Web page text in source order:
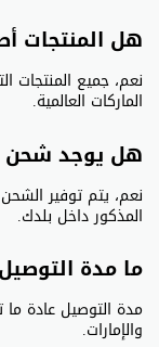
هل المنتجات أصلية
الماركات العالمية.
هل يوجد شحن
نعم، يتم توفير
المذكور داخل بلدك.
ما مدة
والإمارات.